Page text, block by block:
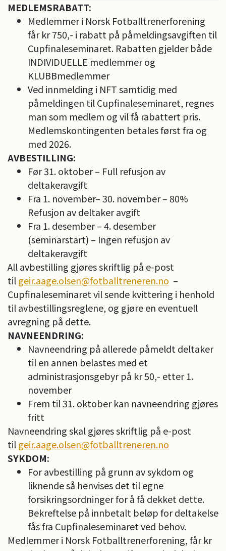
MEDLEMSRABATT:
Medlemmer i Norsk Fotballtrenerforening
får kr 750,- i rabatt på påmeldingsavgiften til
Cupfinaleseminaret. Rabatten gjelder både
INDIVIDUELLE medlemmer og
KLUBBmedlemmer
Ved innmelding i NFT samtidig med
påmeldingen til Cupfinaleseminaret, regnes
man som medlem og vil få rabattert pris.
Medlemskontingenten betales først fra og
med 2026.
AVBESTILLING:
Før 31. oktober – Full refusjon av
deltakeravgift
Fra 1. november– 30. november – 80%
Refusjon av deltaker avgift
Fra 1. desember – 4. desember
(seminarstart) – Ingen refusjon av
deltakeravgift
All avbestilling gjøres skriftlig på e-post
tilgeir.aage.olsen@fotballtreneren.no –
Cupfinaleseminaret vil sende kvittering i henhold
til avbestillingsreglene, og gjøre en eventuell
avregning på dette.
NAVNEENDRING:
Navneendring på allerede påmeldt deltaker
til en annen belastes med et
administrasjonsgebyr på kr 50,- etter 1.
november
Frem til 31. oktober kan navneendring gjøres
fritt
Navneendring skal gjøres skriftlig på e-post
tilgeir.aage.olsen@fotballtreneren.no
SYKDOM:
For avbestilling på grunn av sykdom og
liknende så henvises det til egne
forsikringsordninger for å få dekket dette.
Bekreftelse på innbetalt beløp for deltakelse
fås fra Cupfinaleseminaret ved behov.
Medlemmer i Norsk Fotballtrenerforening, får kr